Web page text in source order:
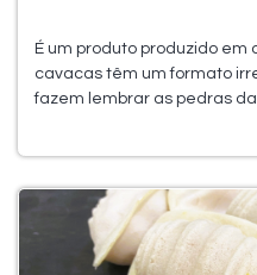
É um produto produzido em
cavacas têm um formato
fazem lembrar as pedras